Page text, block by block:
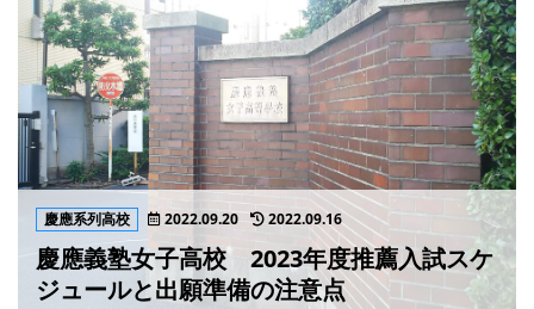
慶應系列高校 2022.09.20 2022.09.16
慶應義塾女子高校 2023年度推薦入試スケ
ジュールと出願準備の注意点